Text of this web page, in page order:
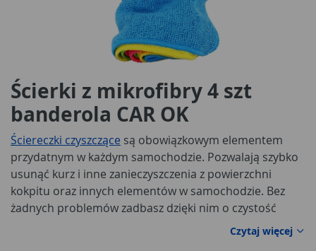
Ścierki z mikrofibry 4 szt
banderola CAR OK
Ściereczki czyszczące są obowiązkowym elementem
przydatnym w każdym samochodzie. Pozwalają szybko
usunąć kurz i inne zanieczyszczenia z powierzchni
kokpitu oraz innych elementów w samochodzie. Bez
żadnych problemów zadbasz dzięki nim o czystość
Zestaw ścierek z mikrofibry
znajdziesz w ofercie marki Car OK. Tego typu artykuły
Czytaj więcej